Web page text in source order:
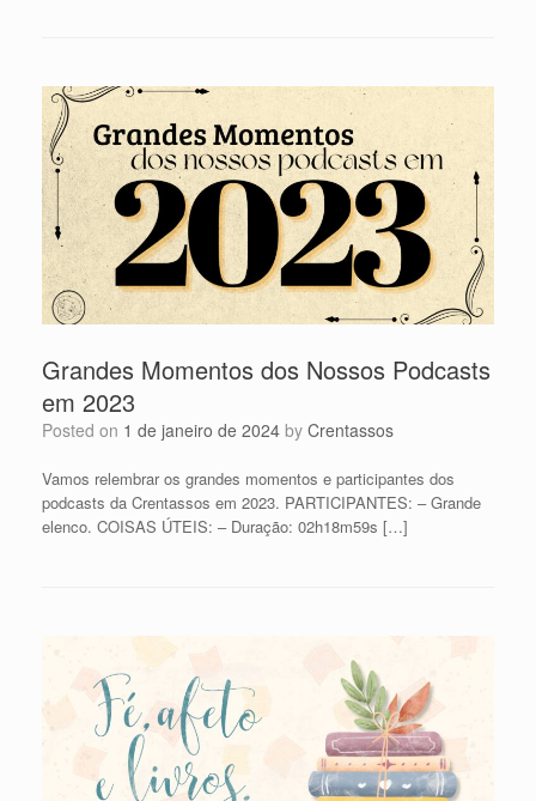
Grandes Momentos dos Nossos Podcasts
em 2023
Posted on 1 de janeiro de 2024 by Crentassos
Vamos relembrar os grandes momentos e participantes dos
podcasts da Crentassos em 2023. PARTICIPANTES: – Grande
elenco. COISAS ÚTEIS: – Duração: 02h18m59s […]